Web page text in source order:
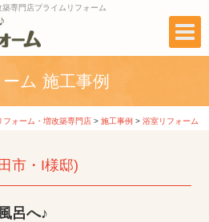
専門店プライムリフォーム
ム 施工事例
フォーム・増改築専門店 >施工事例 >浴室リフォーム
市・I様邸)
呂へ♪